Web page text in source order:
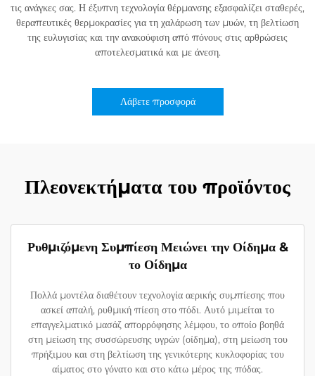
τις ανάγκες σας. Η έξυπνη τεχνολογία θέρμανσης εξασφαλίζει σταθερές,
θεραπευτικές θερμοκρασίες για τη χαλάρωση των μυών, τη βελτίωση
της ευλυγισίας και την ανακούφιση από πόνους στις αρθρώσεις
αποτελεσματικά και με άνεση.
Λάβετε προσφορά
Πλεονεκτήματα του προϊόντος
Ρυθμιζόμενη Συμπίεση Μειώνει την Οίδημα &
το Οίδημα
Πολλά μοντέλα διαθέτουν τεχνολογία αερικής συμπίεσης που
ασκεί απαλή, ρυθμική πίεση στο πόδι. Αυτό μιμείται το
επαγγελματικό μασάζ απορρόφησης λέμφου, το οποίο βοηθά
στη μείωση της συσσώρευσης υγρών (οίδημα), στη μείωση του
πρήξιμου και στη βελτίωση της γενικότερης κυκλοφορίας του
αίματος στο γόνατο και στο κάτω μέρος της πόδας.